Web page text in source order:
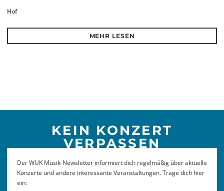
Hof
MEHR LESEN
KEIN KONZERT
VERPASSEN
Der WUK Musik-Newsletter informiert dich regelmäßig über aktuelle
Konzerte und andere interessante Veranstaltungen. Trage dich hier
ein: